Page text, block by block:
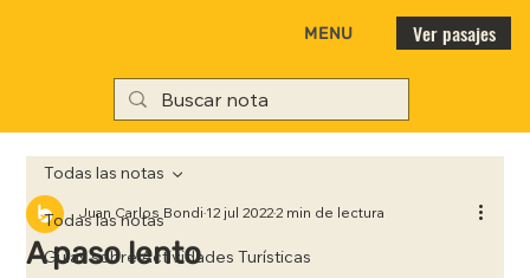
MENU Ver pasajes
Todas las notas
Guías sobre Actividades Turísticas
Todas las notas
A paso lento
Juan Carlos Bondi 12 jul 20222 min de lectura